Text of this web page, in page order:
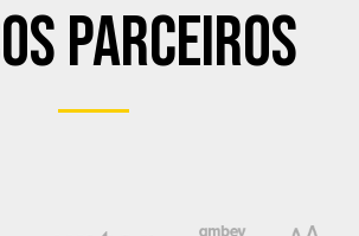
Parceiros